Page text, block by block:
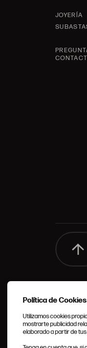
JOYERÍA
Política de Cookies
Utilizamos cookies
mostrarte publicidad
elaborado a partir de